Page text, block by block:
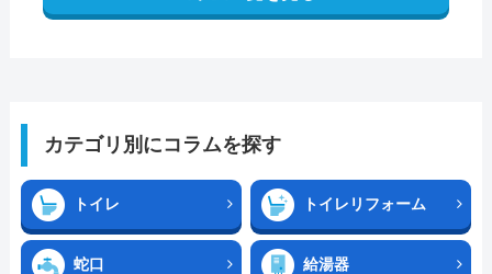
カテゴリ別にコラムを探す
トイレ トイレリフォーム
蛇口 給湯器